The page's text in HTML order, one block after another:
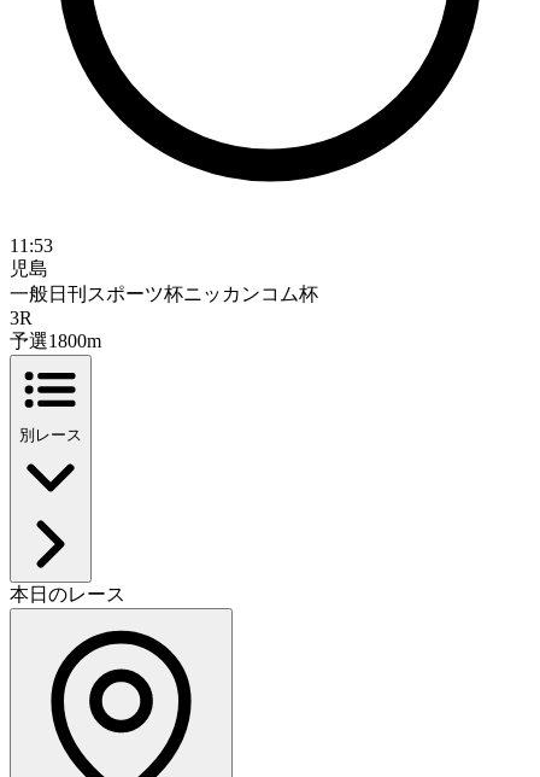
11:53
児島
一般日刊スポーツ杯ニッカンコム杯
3R
予選1800m
別レース
本日のレース